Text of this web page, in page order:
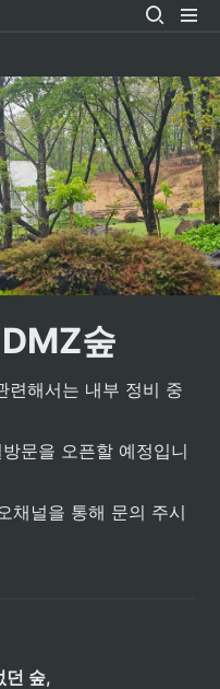
숲
해서는 내부 정비 중
문을 오픈할 예정입니
채널을 통해 문의 주시
던 숲,